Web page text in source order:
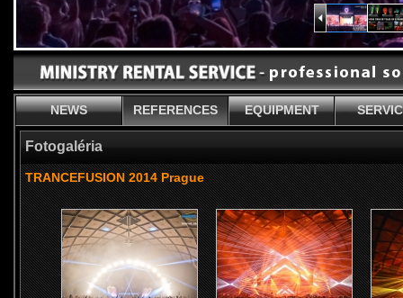
NEWS REFERENCES EQUIPMENT
Fotogaléria
TRANCEFUSION 2014 Prague